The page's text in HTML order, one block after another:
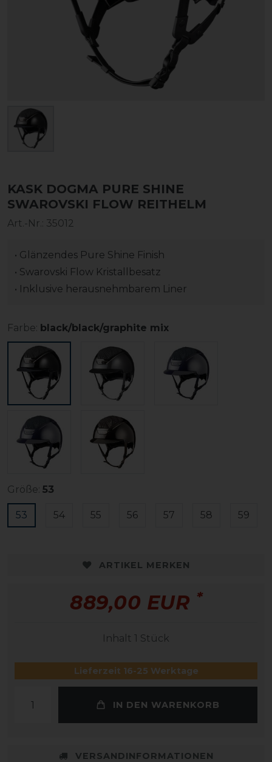
KASK DOGMA PURE SHINE
SWAROVSKI FLOW REITHELM
Art.-Nr.: 35012
• Glänzendes Pure Shine Finish
• Swarovski Flow Kristallbesatz
• Inklusive herausnehmbarem Liner
Farbe: black/black/graphite mix
Größe: 53
53 54 55 56 57 58 59
ARTIKEL MERKEN
889,00 EUR *
Inhalt 1 Stück
Lieferzeit 16-25 Werktage
IN DEN WARENKORB
VERSANDINFORMATIONEN